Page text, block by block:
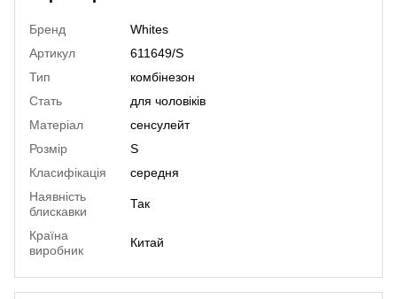
Бренд
Whites
Артикул
611649/S
Тип
комбінезон
Стать
для чоловіків
Матеріал
сенсулейт
Розмір
S
Класифiкацiя
середня
Наявнiсть
блискавки
Так
Країна
виробник
Китай